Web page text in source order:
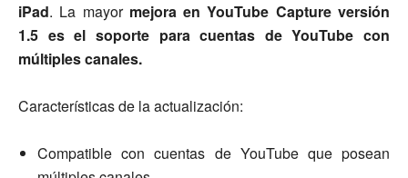
iPad. La mayormejora en YouTube Capture versión
1.5 es el soporte para cuentas de YouTube con
múltiples canales.
Características de la actualización:
Compatible con cuentas de YouTube que posean